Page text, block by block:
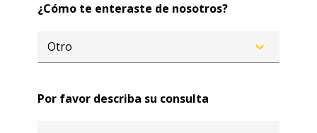
¿Cómo te enteraste de nosotros?
Por favor describa su consulta